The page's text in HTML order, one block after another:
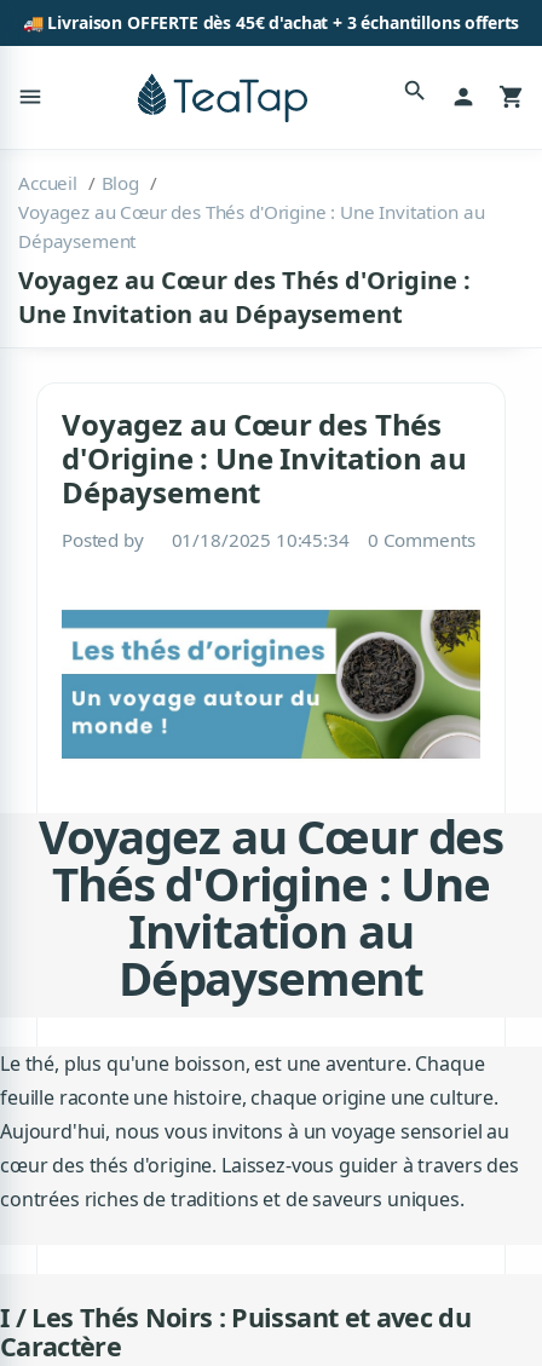
🚚 Livraison OFFERTE dès 45€ d'achat + 3 échantillons offerts
menu search person shopping_cart
Accueil
Blog
Voyagez au Cœur des Thés d'Origine : Une Invitation au
Dépaysement
Voyagez au Cœur des Thés d'Origine :
Une Invitation au Dépaysement
Voyagez au Cœur des Thés
d'Origine : Une Invitation au
Dépaysement
Posted by 01/18/2025 10:45:34 0 Comments
Voyagez au Cœur des
Thés d'Origine : Une
Invitation au
Dépaysement
Le thé, plus qu'une boisson, est une aventure. Chaque
feuille raconte une histoire, chaque origine une culture.
Aujourd'hui, nous vous invitons à un voyage sensoriel au
cœur des thés d'origine. Laissez-vous guider à travers des
contrées riches de traditions et de saveurs uniques.
I / Les Thés Noirs : Puissant et avec du
Caractère